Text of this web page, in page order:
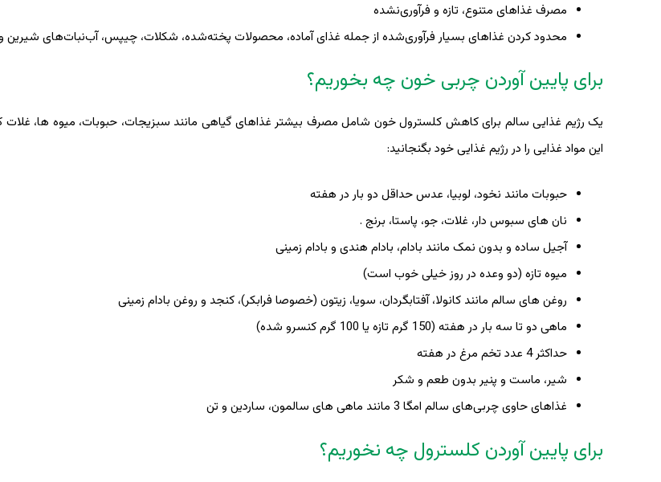
مصرف غذاهای متنوع، تازه و فرآوری‌نشده
محدود کردن غذاهای بسیار فرآوری‌شده از جمله غذای آماده، محصولات پخته‌شده، شکلات، چیپس، آب‌نبات‌های
برای پایین آوردن چربی خون چه بخوریم؟
یک رژیم غذایی سالم برای کاهش کلسترول خون شامل مصرف بیشتر غذاهای گیاهی مانند سبزیجات، حبوبات، میوه ها، غلات
این مواد غذایی را در رژیم غذایی خود بگنجانید:
حبوبات مانند نخود، لوبیا، عدس حداقل دو بار در هفته
نان های سبوس دار، غلات، جو، پاستا، برنج .
آجیل ساده و بدون نمک مانند بادام، بادام هندی و بادام زمینی
میوه تازه (دو وعده در روز خیلی خوب است)
روغن های سالم مانند کانولا، آفتابگردان، سویا، زیتون (خصوصا فرابکر)، کنجد و روغن بادام زمینی
ماهی دو تا سه بار در هفته (150 گرم تازه یا 100 گرم کنسرو شده)
حداکثر 4 عدد تخم مرغ در هفته
شیر، ماست و پنیر بدون طعم و شکر
غذاهای حاوی چربی‌های سالم امگا 3 مانند ماهی های سالمون، ساردین و تن
برای پایین آوردن کلسترول چه نخوریم؟